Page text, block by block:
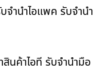
จำนำไอแพค รับจำนำ
นค้าไอที รับจำนำมือ